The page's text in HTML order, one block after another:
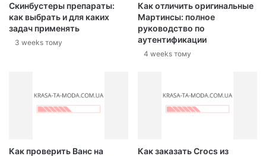
Скинбустеры препараты:
как выбрать и для каких
задач применять
3 weeks тому
Как отличить оригинальные
Мартинсы: полное
руководство по
аутентификации
4 weeks тому
Как проверить Ванс на
Как заказать Crocs из